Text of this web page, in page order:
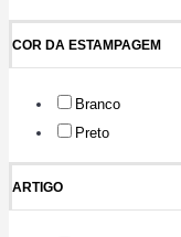
COR DA ESTAMPAGEM
Branco
Preto
ARTIGO